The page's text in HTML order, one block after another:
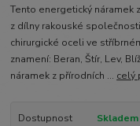
Tento energetický náramek
z dílny rakouské
chirurgické oceli ve
znamení: Beran, Štír, Lev,
náramek z přírodních ... celý
Dostupnost
Skladem